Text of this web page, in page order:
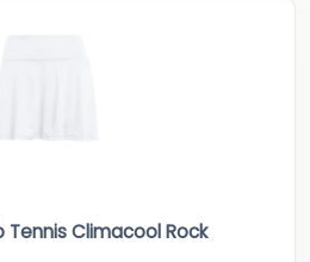
Tennis Climacool Rock